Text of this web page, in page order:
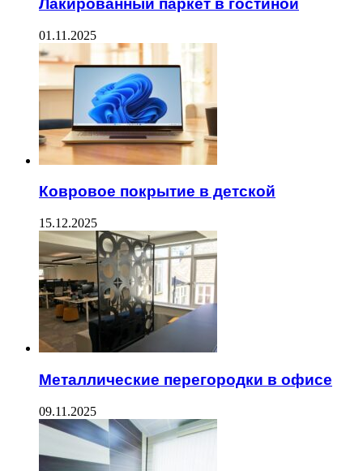
Лакированный паркет в гостиной
01.11.2025
Ковровое покрытие в детской
15.12.2025
Металлические перегородки в офисе
09.11.2025